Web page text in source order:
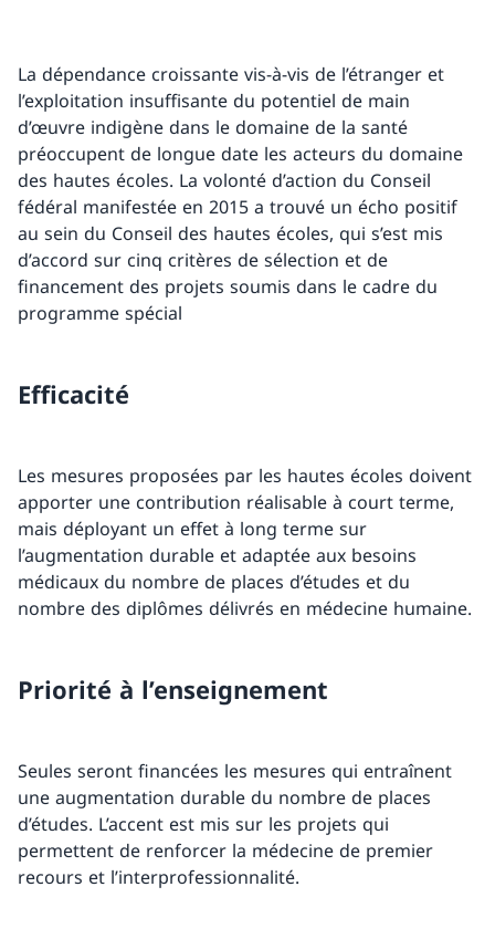
La dépendance croissante vis-à-vis de l’étranger et
l’exploitation insuffisante du potentiel de main
d’œuvre indigène dans le domaine de la santé
préoccupent de longue date les acteurs du domaine
des hautes écoles. La volonté d’action du Conseil
fédéral manifestée en 2015 a trouvé un écho positif
au sein du Conseil des hautes écoles, qui s’est mis
d’accord sur cinq critères de sélection et de
financement des projets soumis dans le cadre du
programme spécial
Efficacité
Les mesures proposées par les hautes écoles doivent
apporter une contribution réalisable à court terme,
mais déployant un effet à long terme sur
l’augmentation durable et adaptée aux besoins
médicaux du nombre de places d’études et du
nombre des diplômes délivrés en médecine humaine.
Priorité à l’enseignement
Seules seront financées les mesures qui entraînent
une augmentation durable du nombre de places
d’études. L’accent est mis sur les projets qui
permettent de renforcer la médecine de premier
recours et l’interprofessionnalité.